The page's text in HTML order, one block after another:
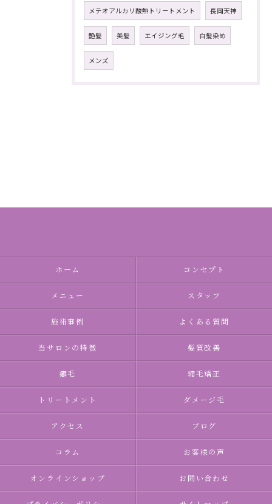
メテオアルカリ酸熱トリートメント 長岡天神
艶髪 美髪 エイジング毛 白髪染め
メンズ
ホーム コンセプト
メニュー スタッフ
施術事例 よくある質問
当サロンの特徴 髪質改善
癖毛 縮毛矯正
トリートメント ダメージ毛
アクセス ブログ
コラム お客様の声
オンラインショップ お問い合わせ